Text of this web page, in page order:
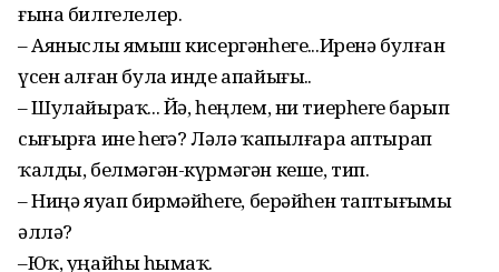
ғына билгелелер.
– Аяныслы яҙмыш кисергәнһегеҙ...Иренә булған
үсен алған була инде апайығыҙ..
– Шулайыраҡ... Йә, һеңлем, ни тиерһегеҙ барып
сығырға ине һеҙгә? Ләлә ҡапылғара аптырап
ҡалды, белмәгән-күрмәгән кеше, тип.
– Ниңә яуап бирмәйһегеҙ, берәйһен таптығыҙмы
әллә?
–Юҡ, уңайһыҙ һымаҡ.